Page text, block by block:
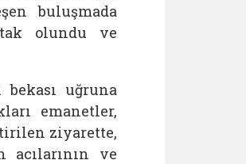
buluşmada
olundu ve
uğruna
emanetler,
ziyarette,
ve